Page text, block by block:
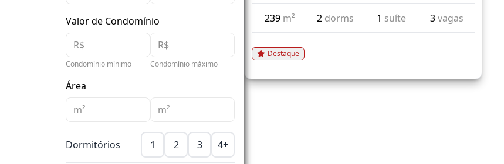
Valor de Condomínio
Condomínio mínimo Condomínio máximo
Área
Dormitórios 1 2 3 4+
239 m² 2 dorms 1 suíte 3vagas
Destaque